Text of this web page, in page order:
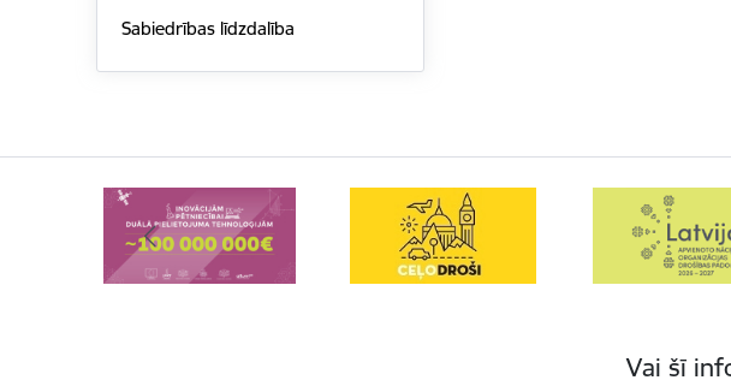
Sabiedrības līdzdalība
Vai šī